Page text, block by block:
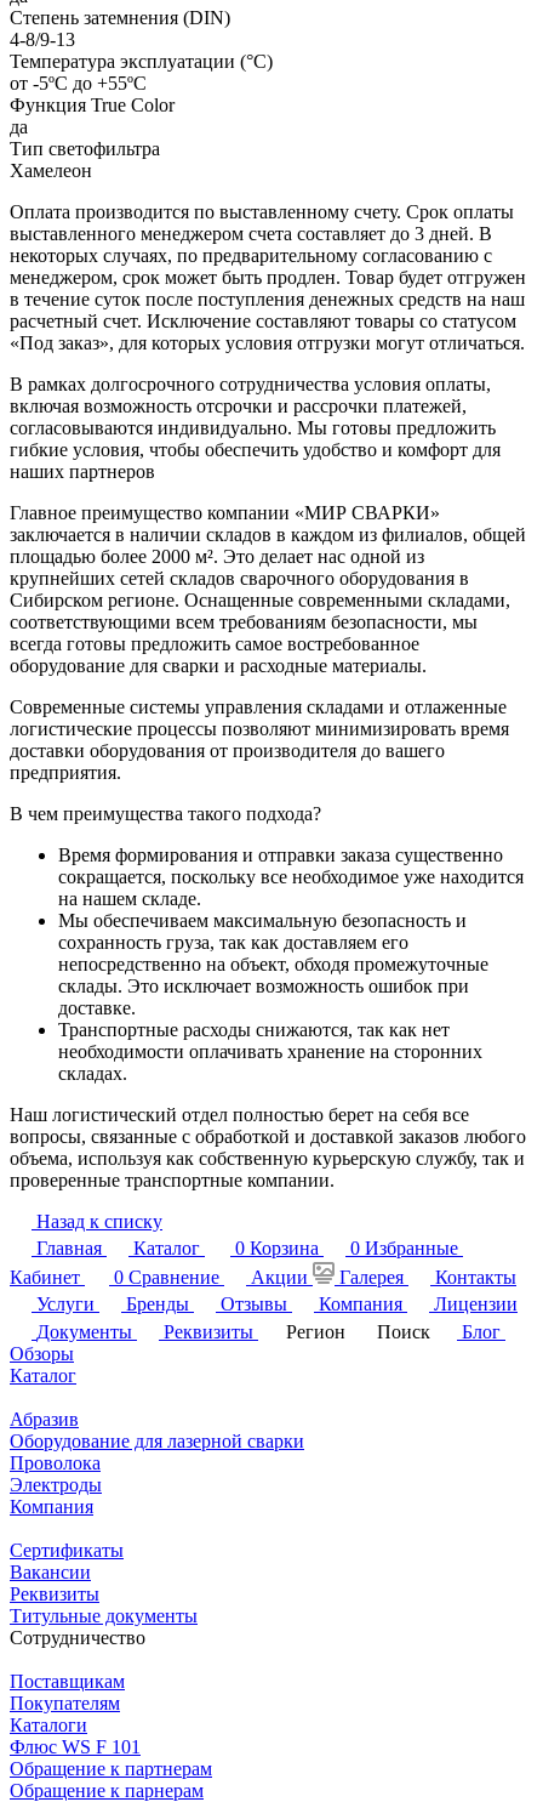
Степень затемнения (DIN)
4-8/9-13
Температура эксплуатации (°C)
от -5ºС до +55ºС
Функция True Color
да
Тип светофильтра
Хамелеон
Оплата производится по выставленному счету. Срок оплаты
выставленного менеджером счета составляет до 3 дней. В
некоторых случаях, по предварительному согласованию с
менеджером, срок может быть продлен. Товар будет отгружен
в течение суток после поступления денежных средств на наш
расчетный счет. Исключение составляют товары со статусом
«Под заказ», для которых условия отгрузки могут отличаться.
В рамках долгосрочного сотрудничества условия оплаты,
включая возможность отсрочки и рассрочки платежей,
согласовываются индивидуально. Мы готовы предложить
гибкие условия, чтобы обеспечить удобство и комфорт для
наших партнеров
Главное преимущество компании «МИР СВАРКИ»
заключается в наличии складов в каждом из филиалов, общей
площадью более 2000 м². Это делает нас одной из
крупнейших сетей складов сварочного оборудования в
Сибирском регионе. Оснащенные современными складами,
соответствующими всем требованиям безопасности, мы
всегда готовы предложить самое востребованное
оборудование для сварки и расходные материалы.
Современные системы управления складами и отлаженные
логистические процессы позволяют минимизировать время
доставки оборудования от производителя до вашего
предприятия.
В чем преимущества такого подхода?
Время формирования и отправки заказа существенно
сокращается, поскольку все необходимое уже находится
на нашем складе.
Мы обеспечиваем максимальную безопасность и
сохранность груза, так как доставляем его
непосредственно на объект, обходя промежуточные
склады. Это исключает возможность ошибок при
доставке.
Транспортные расходы снижаются, так как нет
необходимости оплачивать хранение на сторонних
складах.
Наш логистический отдел полностью берет на себя все
вопросы, связанные с обработкой и доставкой заказов любого
объема, используя как собственную курьерскую службу, так и
проверенные транспортные компании.
Назад к списку
Главная
Каталог 0 Корзина 0 Избранные
Кабинет
0 Сравнение Акции Галерея
Контакты
Услуги
Бренды Отзывы Компания
Лицензии
Документы
Реквизиты Регион Поиск
Блог
Обзоры
Каталог
Абразив
Оборудование для лазерной сварки
Проволока
Электроды
Компания
Сертификаты
Вакансии
Реквизиты
Титульные документы
Сотрудничество
Поставщикам
Покупателям
Каталоги
Флюс WS F 101
Обращение к партнерам
Обращение к парнерам